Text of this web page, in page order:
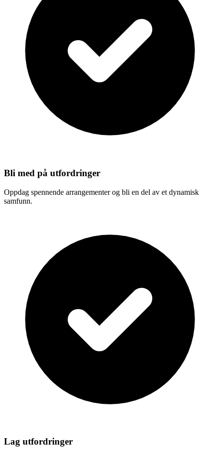
Bli med på utfordringer
Oppdag spennende arrangementer og bli en del av et dynamisk
samfunn.
Lag utfordringer